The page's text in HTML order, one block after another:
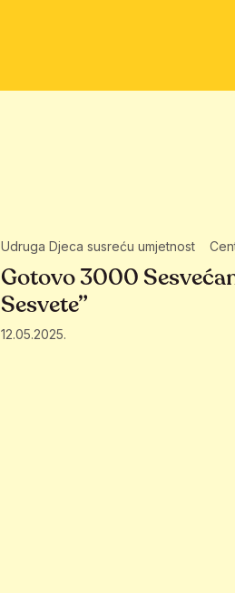
Udruga Djeca susreću umjetnost
Gotovo 3000
Sesvete”
12.05.2025.